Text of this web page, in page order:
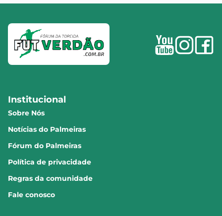
Institucional
Sobre Nós
Notícias do Palmeiras
Fórum do Palmeiras
Política de privacidade
Regras da comunidade
Fale conosco